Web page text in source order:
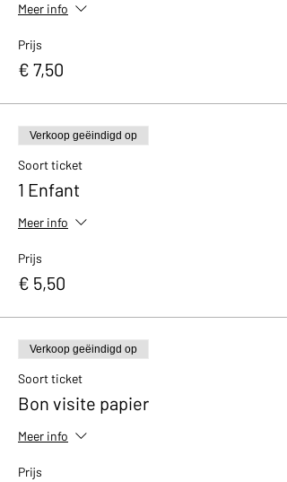
Meer info
Prijs
€ 7,50
Verkoop geëindigd op
Soort ticket
1 Enfant
Meer info
Prijs
€ 5,50
Verkoop geëindigd op
Soort ticket
Bon visite papier
Meer info
Prijs